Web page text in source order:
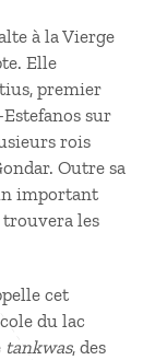
à la Vierge
Elle
premier
sur
rois
Outre sa
important
trouvera les
cet
du lac
tankwas, des